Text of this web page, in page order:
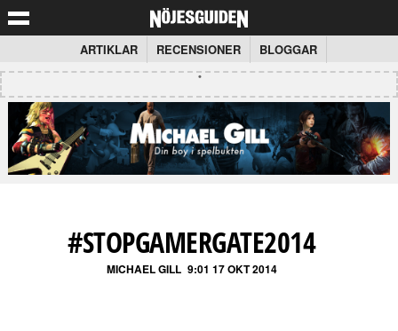
ARTIKLAR RECENSIONER BLOGGAR
#STOPGAMERGATE2014
MICHAEL GILL 9:01 17 OKT 2014